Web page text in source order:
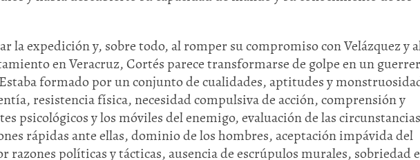
la expedición y, sobre todo, al romper su compromiso con Velázquez y
en Veracruz, Cortés parece transformarse de golpe en un
formado por un conjunto de cualidades, aptitudes y
resistencia física, necesidad compulsiva de acción, comprensión y
psicológicos y los móviles del enemigo, evaluación de las
rápidas ante ellas, dominio de los hombres, aceptación impávida del
razones políticas y tácticas, ausencia de escrúpulos murales, sobriedad
Huasteca
Olmecas